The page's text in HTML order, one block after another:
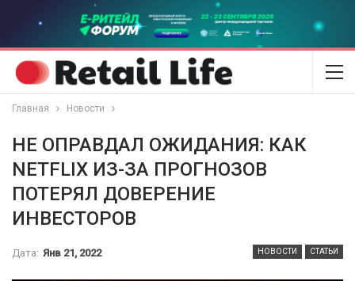
Главная Новости
НЕ ОПРАВДАЛ ОЖИДАНИЯ: КАК
NETFLIX ИЗ-ЗА ПРОГНОЗОВ
ПОТЕРЯЛ ДОВЕРЕНИЕ
ИНВЕСТОРОВ
НОВОСТИ СТАТЬИ
Дата: Янв 21, 2022